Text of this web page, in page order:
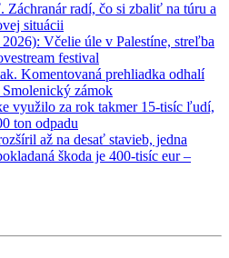
Záchranár radí, čo si zbaliť na túru a
situácii
Včelie úle v Palestíne, streľba
festival
Komentovaná prehliadka odhalí
zámok
využilo za rok takmer 15-tisíc ľudí,
ton odpadu
až na desať stavieb, jedna
škoda je 400-tisíc eur –